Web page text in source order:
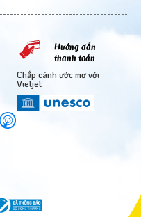
Hướng dẫn
thanh toán
Chắp cánh ước mơ với
Vietjet